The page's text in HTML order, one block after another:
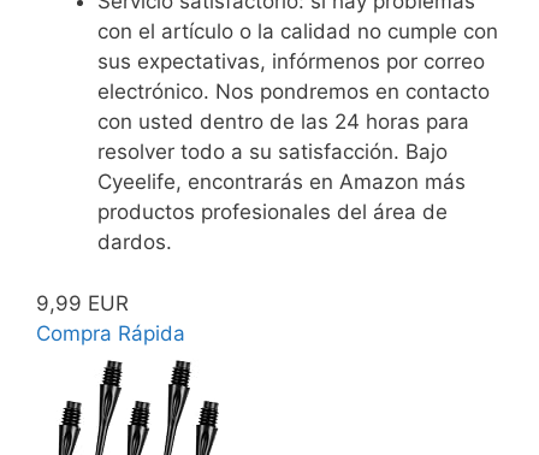
con el artículo o la calidad no cumple con
sus expectativas, infórmenos por correo
electrónico. Nos pondremos en contacto
con usted dentro de las 24 horas para
resolver todo a su satisfacción. Bajo
Cyeelife, encontrarás en Amazon más
productos profesionales del área de
dardos.
9,99 EUR
Compra Rápida